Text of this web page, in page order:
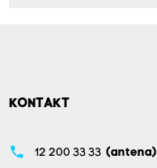
KONTAKT
phone 12 200 33 33 (antena)